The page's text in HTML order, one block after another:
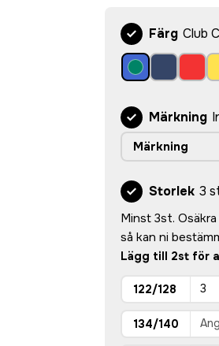
Färg Club
Märkning
Märkning
Storlek 3
Minst 3st.
så kan ni
Lägg till 2st för
122/128
134/140